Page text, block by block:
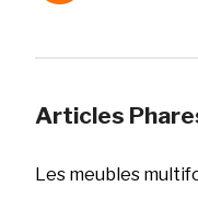
Articles
Les meubles